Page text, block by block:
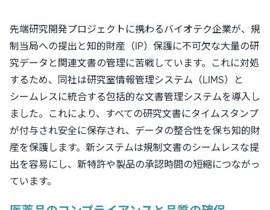
先端研究開発プロジェクトに携わるバイオテク企業が、規
制当局への提出と知的財産（IP）保護に不可欠な大量の研
究データと関連文書の管理に苦戦しています。これに対処
するため、同社は研究室情報管理システム（LIMS）と
シームレスに統合する包括的な文書管理システムを導入し
ました。これにより、すべての研究文書にタイムスタンプ
が付与され安全に保存され、データの整合性を保ち知的財
産を保護します。新システムは規制文書のシームレスな提
出を容易にし、新特許や製品の承認時間の短縮につながっ
ています。